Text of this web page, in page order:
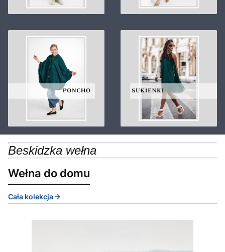
Beskidzka wełna
Wełna do domu
Cała kolekcja